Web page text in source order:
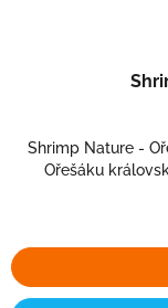
Shrimp Nature -
Ořešáku